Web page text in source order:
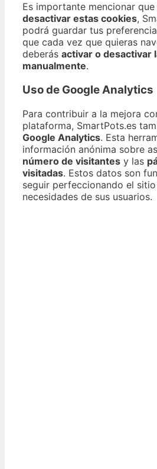
Es importante mencionar
desactivar estas cookies,
podrá guardar tus
que cada vez que quieras
deberás activar o desactivar
manualmente.
Uso de Google Analytics
Para contribuir a la mejora
plataforma, SmartPots.es
Google Analytics. Esta
información anónima sobre
número de visitantes y las
visitadas. Estos datos son
seguir perfeccionando el
necesidades de sus usuarios.